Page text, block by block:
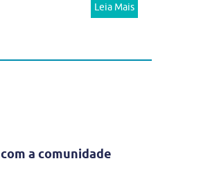
Leia Mais
a comunidade